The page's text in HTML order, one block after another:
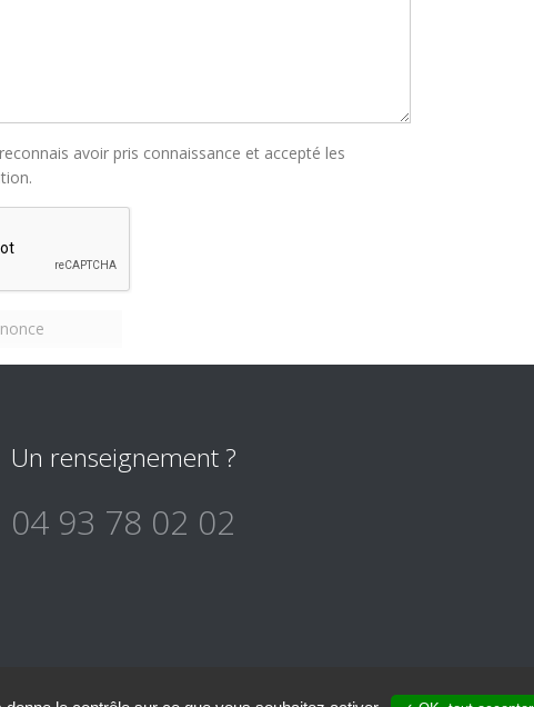
avoir pris connaissance et accepté les
Un renseignement ?
04 93 78 02 02